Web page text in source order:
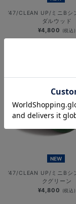
’47/CLEAN UP/ミニBシ
ダルウッド
¥4,800 (税込)
NEW
’47/CLEAN UP/ミニBシ
クグリーン
¥4,800 (税込)